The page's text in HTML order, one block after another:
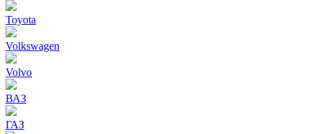
Toyota
Volkswagen
Volvo
ВАЗ
ГАЗ